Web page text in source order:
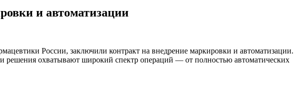
и автоматизации
России, заключили контракт на внедрение маркировки и автоматизации.
решения охватывают широкий спектр операций — от полностью автоматических